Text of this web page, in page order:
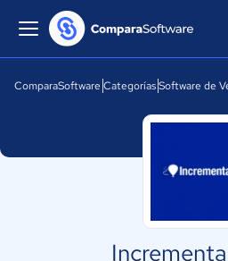
ComparaSoftware CategoríasSoftware de